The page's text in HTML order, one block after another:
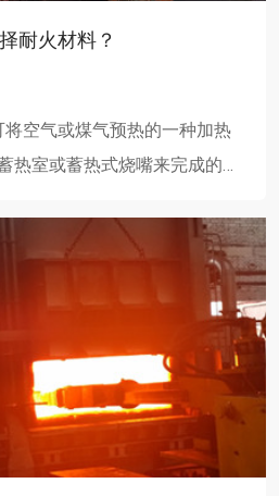
耐火材料？
空气或煤气预热的一种加热
热室或蓄热式烧嘴来完成的。